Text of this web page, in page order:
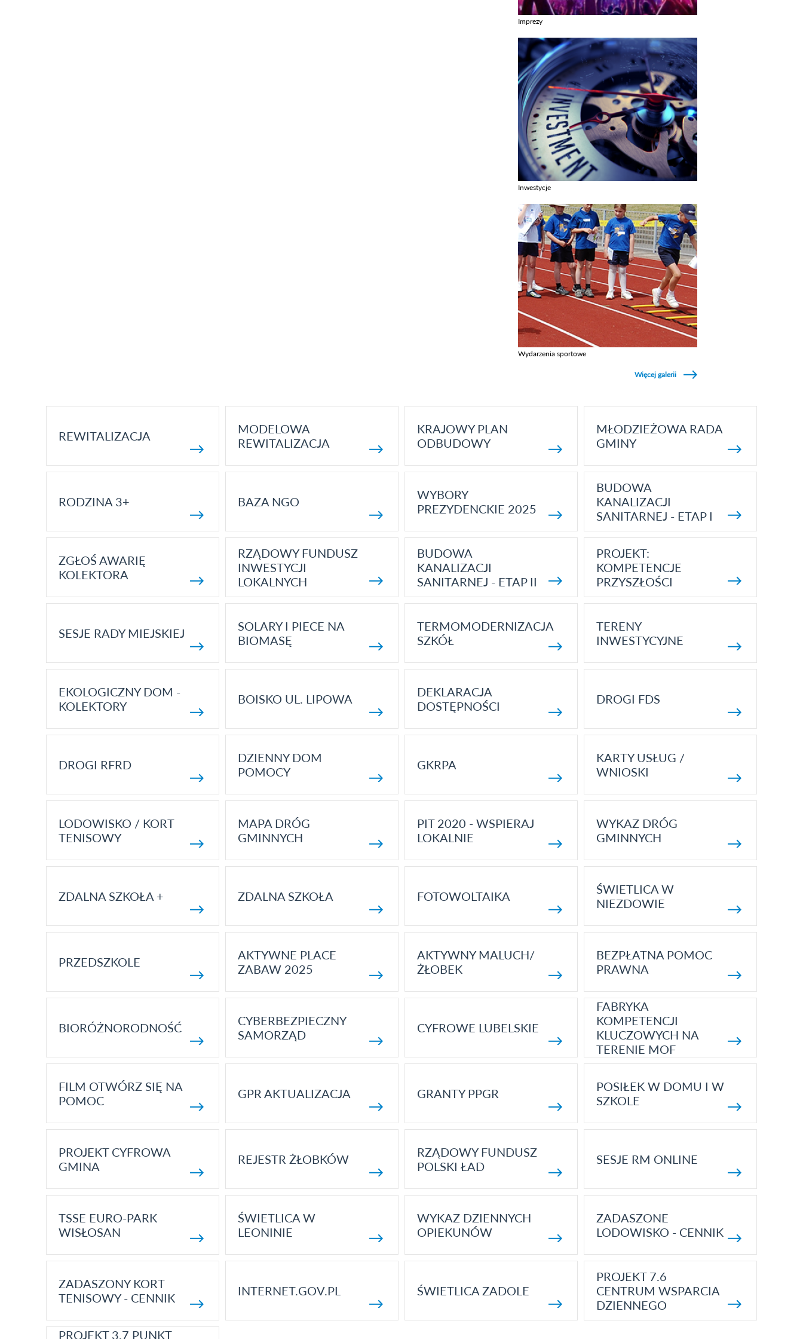
Imprezy
Inwestycje
Wydarzenia sportowe
Więcej galerii
REWITALIZACJA
MODELOWA
REWITALIZACJA
KRAJOWY PLAN
ODBUDOWY
MŁODZIEŻOWA RADA
GMINY
RODZINA 3+ BAZA NGO
WYBORY
PREZYDENCKIE 2025
BUDOWA
KANALIZACJI
SANITARNEJ - ETAP I
ZGŁOŚ AWARIĘ
KOLEKTORA
RZĄDOWY FUNDUSZ
INWESTYCJI
LOKALNYCH
BUDOWA
KANALIZACJI
SANITARNEJ - ETAP II
PROJEKT:
KOMPETENCJE
PRZYSZŁOŚCI
SESJE RADY MIEJSKIEJ
SOLARY I PIECE NA
BIOMASĘ
TERMOMODERNIZACJA
SZKÓŁ
TERENY
INWESTYCYJNE
EKOLOGICZNY DOM -
KOLEKTORY
BOISKO UL. LIPOWA
DEKLARACJA
DOSTĘPNOŚCI
DROGI FDS
DROGI RFRD
DZIENNY DOM
POMOCY
GKRPA
KARTY USŁUG /
WNIOSKI
LODOWISKO / KORT
TENISOWY
MAPA DRÓG
GMINNYCH
PIT 2020 - WSPIERAJ
LOKALNIE
WYKAZ DRÓG
GMINNYCH
ZDALNA SZKOŁA + ZDALNA SZKOŁA FOTOWOLTAIKA
ŚWIETLICA W
NIEZDOWIE
PRZEDSZKOLE
AKTYWNE PLACE
ZABAW 2025
AKTYWNY MALUCH/
ŻŁOBEK
BEZPŁATNA POMOC
PRAWNA
BIORÓŻNORODNOŚĆ
CYBERBEZPIECZNY
SAMORZĄD
CYFROWE LUBELSKIE
FABRYKA
KOMPETENCJI
KLUCZOWYCH NA
TERENIE MOF
FILM OTWÓRZ SIĘ NA
POMOC
GPR AKTUALIZACJA GRANTY PPGR
POSIŁEK W DOMU I W
SZKOLE
PROJEKT CYFROWA
GMINA
REJESTR ŻŁOBKÓW
RZĄDOWY FUNDUSZ
POLSKI ŁAD
SESJE RM ONLINE
TSSE EURO-PARK
WISŁOSAN
ŚWIETLICA W
LEONINIE
WYKAZ DZIENNYCH
OPIEKUNÓW
ZADASZONE
LODOWISKO - CENNIK
ZADASZONY KORT
TENISOWY - CENNIK
INTERNET.GOV.PL ŚWIETLICA ZADOLE
PROJEKT 7.6
CENTRUM WSPARCIA
DZIENNEGO
PROJEKT 3.7 PUNKT